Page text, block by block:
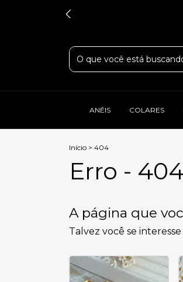
ANÉIS COLARES
Início > 404
Erro -
A página que
Talvez você se